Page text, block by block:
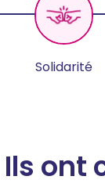
Solidarité
Ils ont